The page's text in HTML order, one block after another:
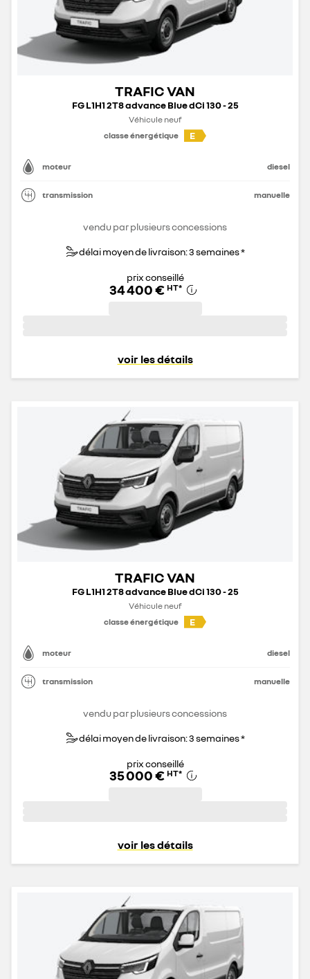
TRAFIC VAN
FG L1H1 2T8 advance Blue dCi 130 - 25
Véhicule neuf
classe énergétique
E
moteur diesel
transmission manuelle
vendu par plusieurs concessions
délai moyen de livraison: 3 semaines *
prix conseillé
34 400 € HT*
voir les détails
TRAFIC VAN
FG L1H1 2T8 advance Blue dCi 130 - 25
Véhicule neuf
classe énergétique
E
moteur diesel
transmission manuelle
vendu par plusieurs concessions
délai moyen de livraison: 3 semaines *
prix conseillé
35 000 € HT*
voir les détails